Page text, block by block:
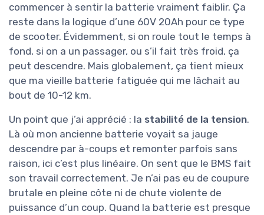
commencer à sentir la batterie vraiment faiblir. Ça
reste dans la logique d’une 60V 20Ah pour ce type
de scooter. Évidemment, si on roule tout le temps à
fond, si on a un passager, ou s’il fait très froid, ça
peut descendre. Mais globalement, ça tient mieux
que ma vieille batterie fatiguée qui me lâchait au
bout de 10-12 km.
Un point que j’ai apprécié : la stabilité de la tension.
Là où mon ancienne batterie voyait sa jauge
descendre par à-coups et remonter parfois sans
raison, ici c’est plus linéaire. On sent que le BMS fait
son travail correctement. Je n’ai pas eu de coupure
brutale en pleine côte ni de chute violente de
puissance d’un coup. Quand la batterie est presque